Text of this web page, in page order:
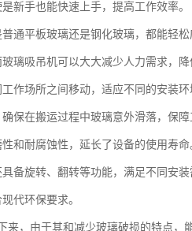
新手也能快速上手，提高工作效率。
通平板玻璃还是钢化玻璃，都能轻松
璃吸吊机可以大大减少人力需求，降
作场所之间移动，适应不同的安装环
保在搬运过程中玻璃意外滑落，保障
和耐腐蚀性，延长了设备的使用寿命
备旋转、翻转等功能，满足不同安装
代环保要求。
，由于其和减少玻璃破损的特点，